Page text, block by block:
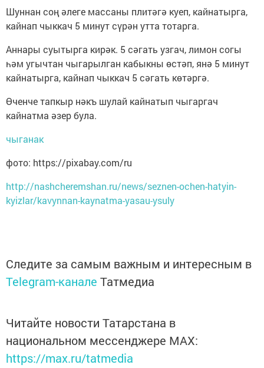
Шуннан соң әлеге массаны плитәгә куеп, кайнатырга,
кайнап чыккач 5 минут сүрән утта тотарга.
Аннары суытырга кирәк. 5 сәгать узгач, лимон согы
һәм угычтан чыгарылган кабыкны өстәп, янә 5 минут
кайнатырга, кайнап чыккач 5 сәгать көтәргә.
Өченче тапкыр нәкъ шулай кайнатып чыгаргач
кайнатма әзер була.
чыганак
фото: https://pixabay.com/ru
http://nashcheremshan.ru/news/seznen-ochen-hatyin-
kyizlar/kavynnan-kaynatma-yasau-ysuly
Следите за самым важным и интересным в
Telegram-канале Татмедиа
Читайте новости Татарстана в
национальном мессенджере MАХ:
https://max.ru/tatmedia